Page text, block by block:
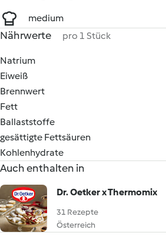
medium
Nährwerte pro 1 Stück
Natrium
Eiweiß
Brennwert
Fett
Ballaststoffe
gesättigte Fettsäuren
Kohlenhydrate
Auch enthalten in
Dr. Oetker x Thermomix
31 Rezepte
Österreich